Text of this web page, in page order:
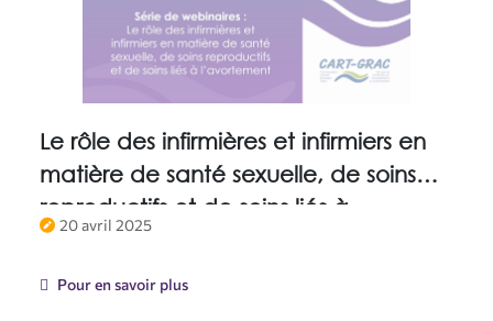
Le rôle des infirmières et infirmiers en
matière de santé sexuelle, de soins
reproductifs et de soins liés à
l’avortement : Série de webinaires
20 avril 2025
Pour en savoir plus